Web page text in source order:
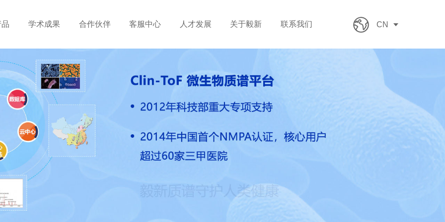
学术成果 合作伙伴 客服中心 人才发展 关于毅新 联系我们 CN